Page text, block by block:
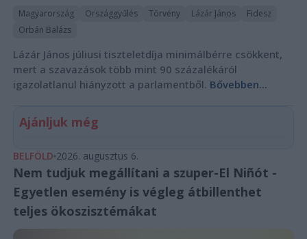
Magyarország Országgyűlés Törvény Lázár János
Fidesz
Orbán Balázs
Lázár János júliusi tiszteletdíja minimálbérre csökkent,
mert a szavazások több mint 90 százalékáról
igazolatlanul hiányzott a parlamentből. Bővebben...
Ajánljuk még
BELFÖLD 2026. augusztus 6.
Nem tudjuk megállítani a szuper-El Niñót -
Egyetlen esemény is végleg átbillenthet
teljes ökoszisztémákat